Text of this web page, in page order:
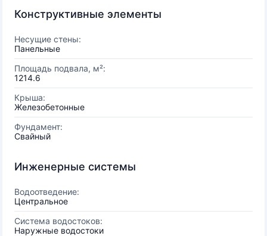
Конструктивные элементы
Несущие стены:
Панельные
Площадь подвала, м²:
1214.6
Крыша:
Железобетонные
Фундамент:
Свайный
Инженерные системы
Водоотведение:
Центральное
Система водостоков:
Наружные водостоки